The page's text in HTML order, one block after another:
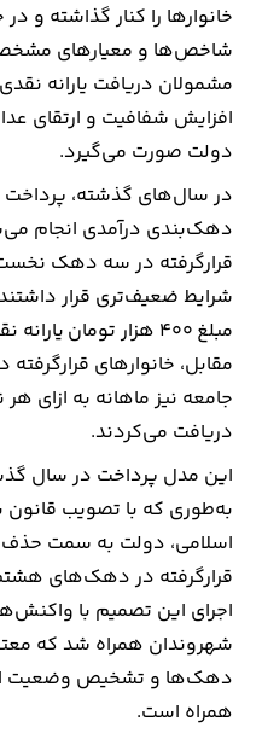
عمومی
نوتیف
شناور
خانوارها را کنار گذاشته و
شاخص‌ها و معیارهای مشخص
مشمولان دریافت یارانه
افزایش شفافیت و ارتقای
دولت صورت می‌گیرد.
در سال‌های گذشته، پرداخت
دهک‌بندی درآمدی انجام
قرارگرفته در سه دهک
شرایط ضعیف‌تری قرار
مبلغ ۴۰۰ هزار تومان
مقابل، خانوارهای
دریافت می‌کردند.
این مدل پرداخت در سال
به‌طوری که با تصویب
اسلامی، دولت به سمت حذف
قرارگرفته در دهک‌های
اجرای این تصمیم با
شهروندان همراه شد که
دهک‌ها و تشخیص وضعیت
همراه است.